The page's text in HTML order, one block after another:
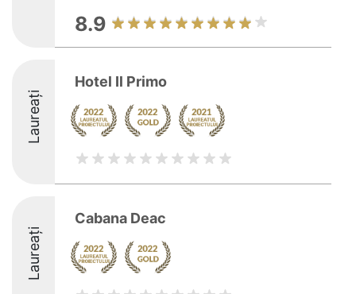
8.9
Laureați
Hotel Il Primo
Laureați
Cabana Deac